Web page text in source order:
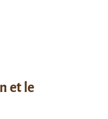
et le